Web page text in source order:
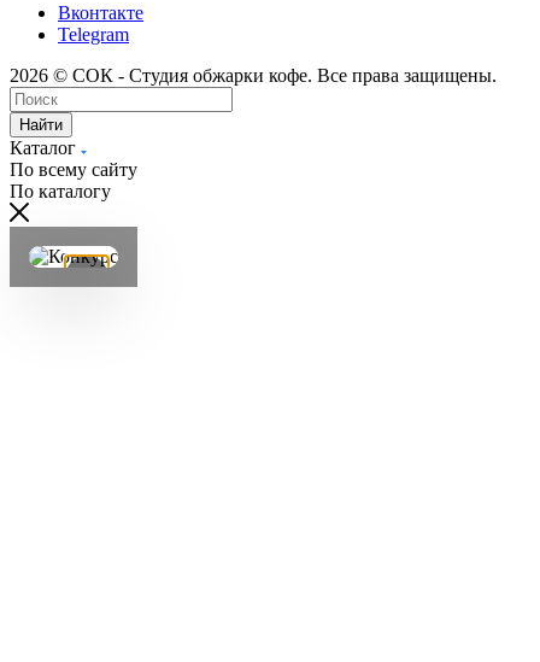
Вконтакте
Telegram
2026 © СОК - Студия обжарки кофе. Все права защищены.
Найти
Каталог
По всему сайту
По каталогу
×